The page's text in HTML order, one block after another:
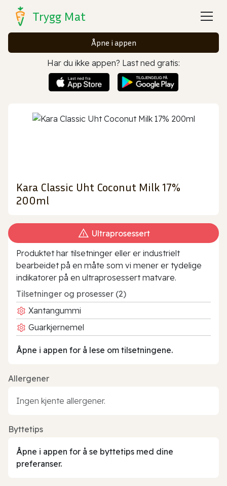
Trygg Mat
Åpne i appen
Har du ikke appen? Last ned gratis:
Kara Classic Uht Coconut Milk 17%
200ml
Ultraprosessert
Produktet har tilsetninger eller er industrielt
bearbeidet på en måte som vi mener er tydelige
indikatorer på en ultraprosessert matvare.
Tilsetninger og prosesser (2)
Xantangummi
Guarkjernemel
Åpne i appen for å lese om tilsetningene.
Allergener
Ingen kjente allergener.
Byttetips
Åpne i appen for å se byttetips med dine
preferanser.